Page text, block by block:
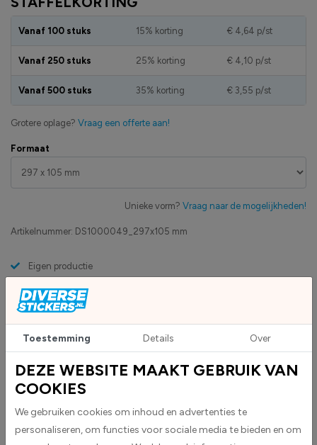
Artikelnummer: DS1000049_297x105 mm
Eigen productie
Levensduur 5 jaar
Uv-bestendig & weersbestendigheid
Formaat
Unieke vorm? Vraag naar de mogelijkheden!
Vanaf 100 stuks 15% korting € 4,64 p/st
Vanaf 250 stuks 25% korting € 4,10 p/st
Vanaf 500 stuks 35% korting € 3,55 p/st
Grotere oplage? Vraag een offerte aan!
Custom sticker maken?
Toestemming Details Over
DEZE WEBSITE MAAKT GEBRUIK VAN
COOKIES
We gebruiken cookies om inhoud en advertenties te
personaliseren, om functies voor sociale media te bieden en om